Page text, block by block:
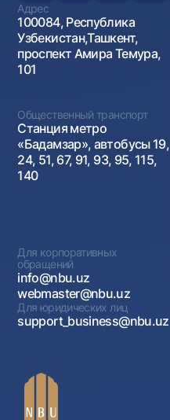
Адрес
100084, Республика
Узбекистан,Ташкент,
проспект Амира Темура,
101
Общественный транспорт
Станция метро
«Бадамзар», автобусы 19,
24, 51, 67, 91, 93, 95, 115,
140
Для корпоративных
обращений
info@nbu.uz
webmaster@nbu.uz
Для юридических лиц
support_business@nbu.uz